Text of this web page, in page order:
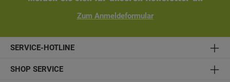
Zum Anmeldeformular
SERVICE-HOTLINE
SHOP SERVICE